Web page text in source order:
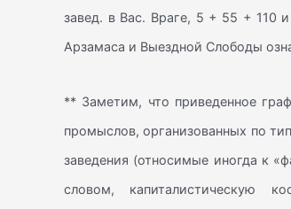
завед. в Вас. Враге, 5 + 55 + 110
Арзамаса и Выездной Слободы
** Заметим, что приведенное
промыслов, организованных по
заведения (относимые иногда к
словом, капиталистическую